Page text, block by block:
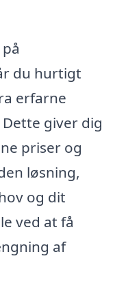
du hurtigt
erfarne
giver dig
priser og
løsning,
og dit
ved at få
af